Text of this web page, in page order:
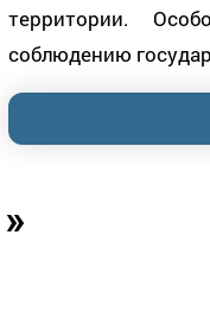
территории.
соблюдению
»